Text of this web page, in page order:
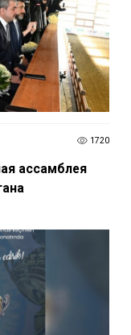
1720
ассамблея